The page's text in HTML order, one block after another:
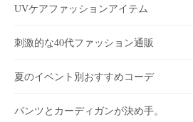
UVケアファッションアイテム
刺激的な40代ファッション通販
夏のイベント別おすすめコーデ
パンツとカーディガンが決め手。